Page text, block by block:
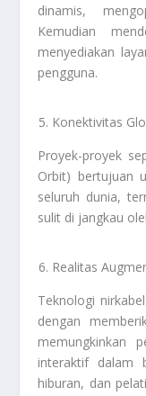
dinamis,
Kemudian
menyediakan
pengguna.
Konektivitas
Proyek-proyek
Orbit) bertujuan
seluruh dunia,
sulit di jangkau
Realitas
Teknologi
dengan
memungkinkan
interaktif dalam
hiburan, dan